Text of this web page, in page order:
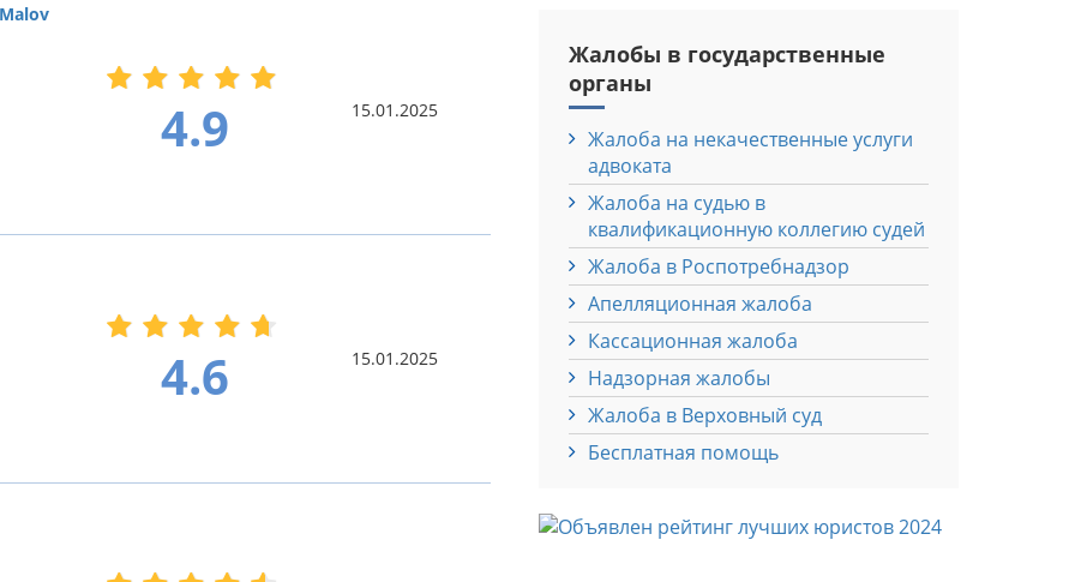
4.9 15.01.2025
4.6 15.01.2025
Жалобы в государственные
органы
Жалоба на некачественные услуги
адвоката
Жалоба на судью в
квалификационную коллегию судей
Жалоба в Роспотребнадзор
Апелляционная жалоба
Кассационная жалоба
Надзорная жалобы
Жалоба в Верховный суд
Бесплатная помощь